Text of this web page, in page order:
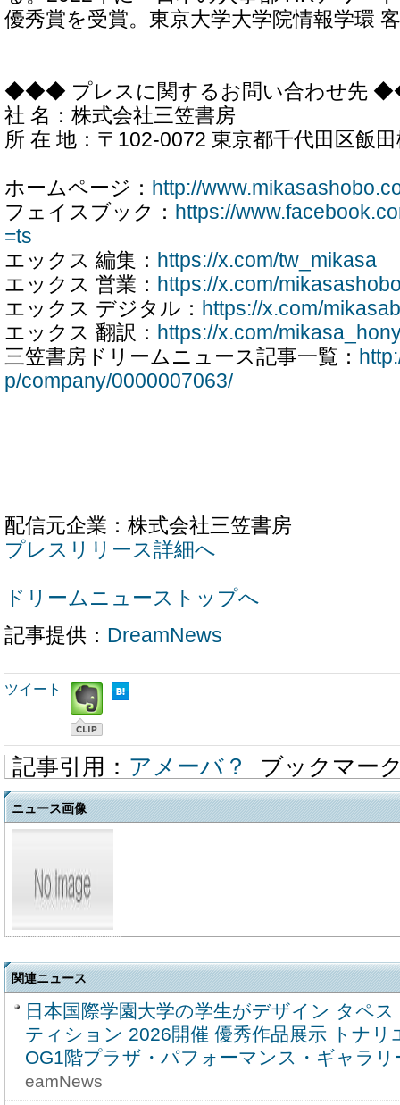
優秀賞を受賞。東京大学大学院情報学環
◆◆◆ プレスに関するお問い合わせ先
社 名：株式会社三笠書房
所 在 地：〒102-0072 東京都千代田区飯
ホームページ： http://
フェイスブック： https://
=ts
エックス 編集： https://x.com/tw_mikasa
エックス 営業： https://x.com/
エックス デジタル： https://x.com/
エックス 翻訳： https://x.com/
三笠書房ドリームニュース記事一覧：
p/company/0000007063/
配信元企業：株式会社三笠書房
プレスリリース詳細へ
ドリームニューストップへ
記事提供： DreamNews
ツイート
記事引用： アメーバ？ ブックマー
ニュース画像
関連ニュース
日本国際学園大学の学生がデザイン タペ
ティション 2026開催 優秀作品展示 トナ
OG1階プラザ・パフォーマンス・ギャラリ
eamNews